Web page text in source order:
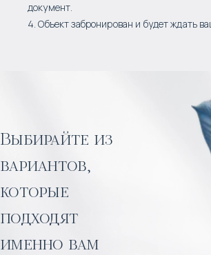
документ.
4. Объект забронирован и будет ждать
Выбирайте из
вариантов,
которые
подходят
именно вам